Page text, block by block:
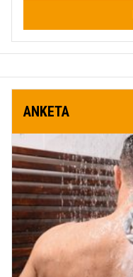
ANKETA